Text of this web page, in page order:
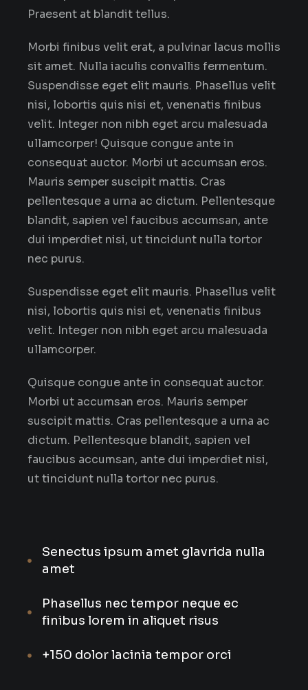
Praesent at blandit tellus.
Morbi finibus velit erat, a pulvinar lacus mollis
sit amet. Nulla iaculis convallis fermentum.
Suspendisse eget elit mauris. Phasellus velit
nisi, lobortis quis nisi et, venenatis finibus
velit. Integer non nibh eget arcu malesuada
ullamcorper! Quisque congue ante in
consequat auctor. Morbi ut accumsan eros.
Mauris semper suscipit mattis. Cras
pellentesque a urna ac dictum. Pellentesque
blandit, sapien vel faucibus accumsan, ante
dui imperdiet nisi, ut tincidunt nulla tortor
nec purus.
Suspendisse eget elit mauris. Phasellus velit
nisi, lobortis quis nisi et, venenatis finibus
velit. Integer non nibh eget arcu malesuada
ullamcorper.
Quisque congue ante in consequat auctor.
Morbi ut accumsan eros. Mauris semper
suscipit mattis. Cras pellentesque a urna ac
dictum. Pellentesque blandit, sapien vel
faucibus accumsan, ante dui imperdiet nisi,
ut tincidunt nulla tortor nec purus.
Senectus ipsum amet glavrida nulla
amet
Phasellus nec tempor neque ec
finibus lorem in aliquet risus
+150 dolor lacinia tempor orci